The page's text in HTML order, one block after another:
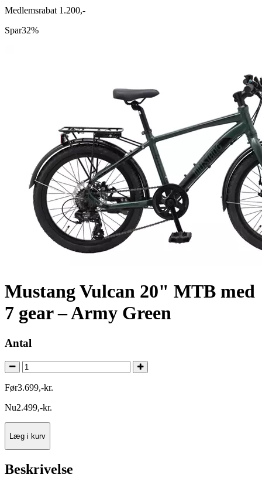
Medlemsrabat 1.200,-
Spar32%
Mustang Vulcan 20" MTB med
7 gear – Army Green
Antal
Før3.699,-kr.
Nu2.499,-kr.
Læg i kurv
Beskrivelse